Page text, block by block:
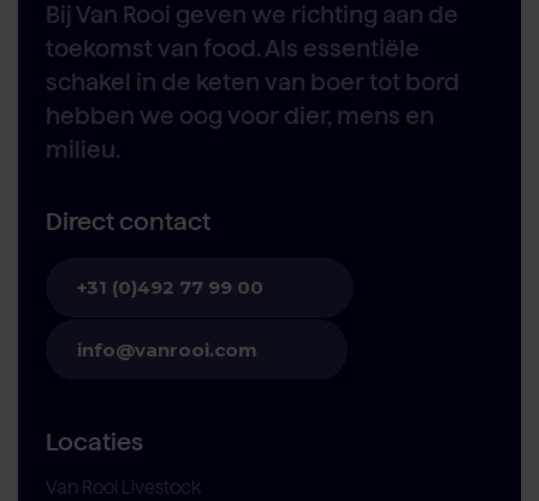
Bij Van Rooi geven we richting aan de
toekomst van food. Als essentiële
schakel in de keten van boer tot bord
hebben we oog voor dier, mens en
milieu.
Direct contact
+31 (0)492 77 99 00
info@vanrooi.com
Locaties
Van Rooi Livestock